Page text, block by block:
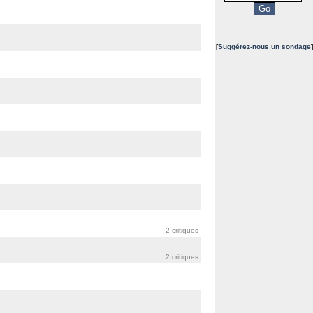
2 critiques
2 critiques
[Suggérez-nous un sondage]